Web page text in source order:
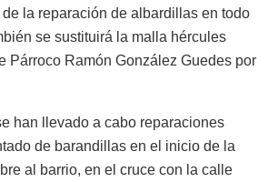
la reparación de albardillas en todo
se sustituirá la malla hércules
Párroco Ramón González Guedes por
han llevado a cabo reparaciones
de barandillas en el inicio de la
al barrio, en el cruce con la calle